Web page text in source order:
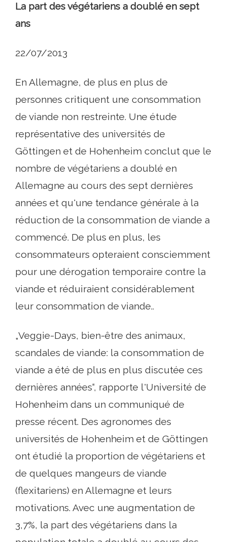
La part des végétariens a doublé en sept
ans
22/07/2013
En Allemagne, de plus en plus de
personnes critiquent une consommation
de viande non restreinte. Une étude
représentative des universités de
Göttingen et de Hohenheim conclut que le
nombre de végétariens a doublé en
Allemagne au cours des sept dernières
années et qu'une tendance générale à la
réduction de la consommation de viande a
commencé. De plus en plus, les
consommateurs opteraient consciemment
pour une dérogation temporaire contre la
viande et réduiraient considérablement
leur consommation de viande..
„Veggie-Days, bien-être des animaux,
scandales de viande: la consommation de
viande a été de plus en plus discutée ces
dernières années“, rapporte l'Université de
Hohenheim dans un communiqué de
presse récent. Des agronomes des
universités de Hohenheim et de Göttingen
ont étudié la proportion de végétariens et
de quelques mangeurs de viande
(flexitariens) en Allemagne et leurs
motivations. Avec une augmentation de
3,7%, la part des végétariens dans la